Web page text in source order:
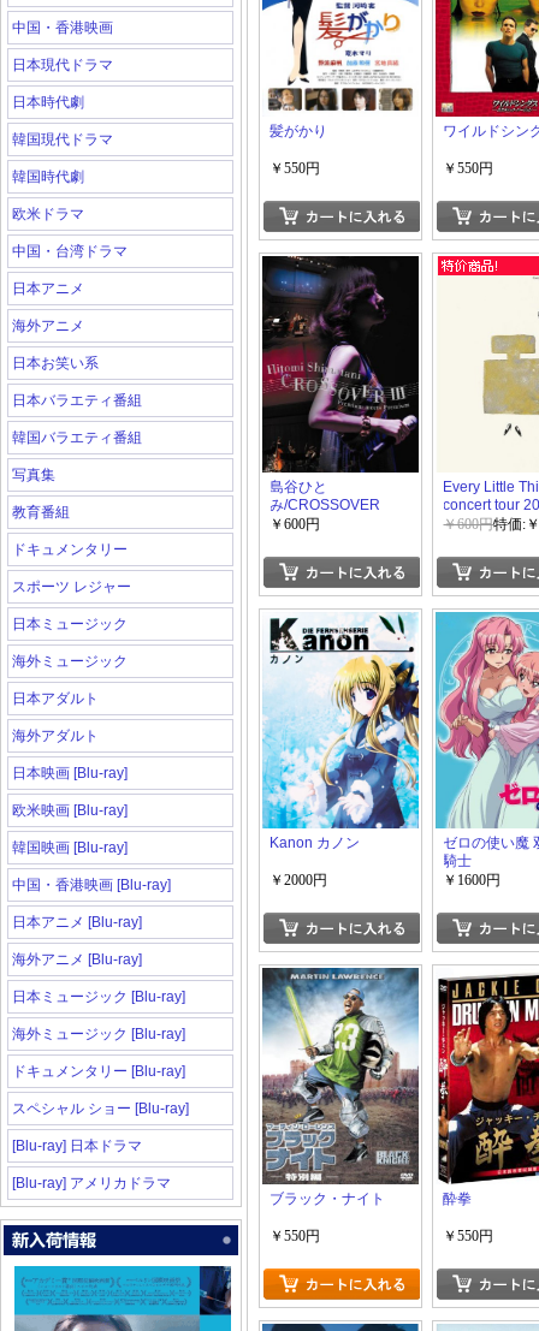
中国・香港映画
日本現代ドラマ
日本時代劇
韓国現代ドラマ
韓国時代劇
欧米ドラマ
中国・台湾ドラマ
日本アニメ
海外アニメ
日本お笑い系
日本バラエティ番組
韓国バラエティ番組
写真集
教育番組
ドキュメンタリー
スポーツ レジャー
日本ミュージック
海外ミュージック
日本アダルト
海外アダルト
日本映画 [Blu-ray]
欧米映画 [Blu-ray]
韓国映画 [Blu-ray]
中国・香港映画 [Blu-ray]
日本アニメ [Blu-ray]
海外アニメ [Blu-ray]
日本ミュージック [Blu-ray]
海外ミュージック [Blu-ray]
ドキュメンタリー [Blu-ray]
スペシャル ショー [Blu-ray]
[Blu-ray] 日本ドラマ
[Blu-ray] アメリカドラマ
髪がかり
￥550円
ワイルドシン
￥550円
島谷ひと
み/CROSSOVER
III~Premium meets
￥600円
Every Little
concert tour
“Door”
￥600円特価:
Kanon カノン
￥2000円
ゼロの使い魔
騎士
￥1600円
ブラック・ナイト
￥550円
酔拳
￥550円